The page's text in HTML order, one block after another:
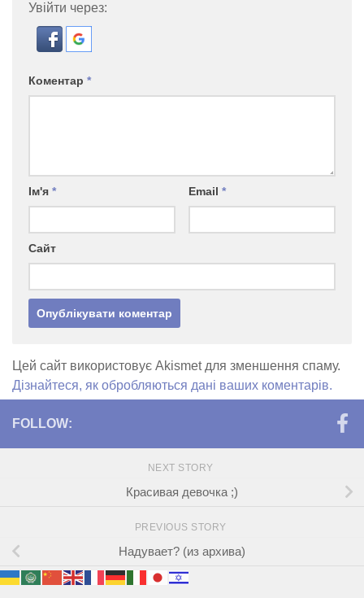
Увійти через:
Коментар *
Ім'я * Email *
Сайт
Цей сайт використовує Akismet для зменшення спаму.
Дізнайтеся, як обробляються дані ваших коментарів.
FOLLOW:
NEXT STORY
Красивая девочка ;)
PREVIOUS STORY
Надувает? (из архива)